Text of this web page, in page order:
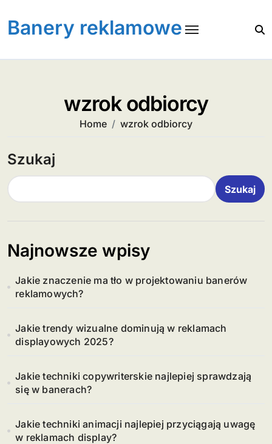
content
Banery reklamowe
wzrok odbiorcy
Home wzrok odbiorcy
Szukaj
Szukaj
Najnowsze wpisy
Jakie znaczenie ma tło w projektowaniu banerów
reklamowych?
Jakie trendy wizualne dominują w reklamach
displayowych 2025?
Jakie techniki copywriterskie najlepiej sprawdzają
się w banerach?
Jakie techniki animacji najlepiej przyciągają uwagę
w reklamach display?